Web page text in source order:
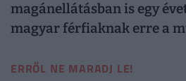
magánellátásban is egy
magyar férfiaknak erre a
ERRŐL NE MARADJ LE!